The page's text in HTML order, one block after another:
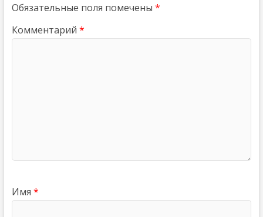
Обязательные поля помечены *
Комментарий *
Имя *